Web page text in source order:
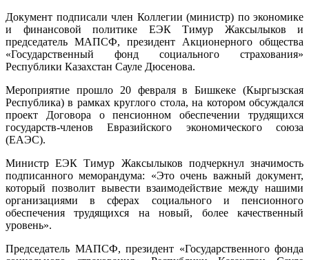
Документ подписали член Коллегии (министр) по экономике
и финансовой политике ЕЭК Тимур Жаксылыков и
председатель МАПСФ, президент Акционерного общества
«Государственный фонд социального страхования»
Республики Казахстан Сауле Дюсенова.
Мероприятие прошло 20 февраля в Бишкеке (Кыргызская
Республика) в рамках круглого стола, на котором обсуждался
проект Договора о пенсионном обеспечении трудящихся
государств-членов Евразийского экономического союза
(ЕАЭС).
Министр ЕЭК Тимур Жаксылыков подчеркнул значимость
подписанного меморандума: «Это очень важный документ,
который позволит вывести взаимодействие между нашими
организациями в сферах социального и пенсионного
обеспечения трудящихся на новый, более качественный
уровень».
Председатель МАПСФ, президент «Государственного фонда